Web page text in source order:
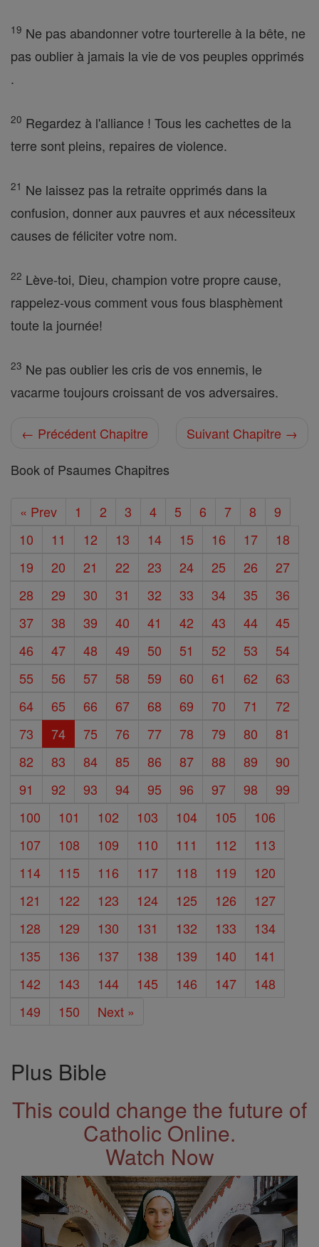
19 Ne pas abandonner votre tourterelle à la bête, ne
pas oublier à jamais la vie de vos peuples opprimés
.
20 Regardez à l'alliance ! Tous les cachettes de la
terre sont pleins, repaires de violence.
21 Ne laissez pas la retraite opprimés dans la
confusion, donner aux pauvres et aux nécessiteux
causes de féliciter votre nom.
22 Lève-toi, Dieu, champion votre propre cause,
rappelez-vous comment vous fous blasphèment
toute la journée!
23 Ne pas oublier les cris de vos ennemis, le
vacarme toujours croissant de vos adversaires.
← Précédent Chapitre
Suivant Chapitre →
Book of Psaumes Chapitres
« Prev 1 2 3 4 5 6 7 8
9
10
11 12 13 14 15 16 17
18
19
20 21 22 23 24 25 26
27
28
29 30 31 32 33 34 35
36
37
38 39 40 41 42 43 44
45
46
47 48 49 50 51 52 53
54
55
56 57 58 59 60 61 62
63
64
65 66 67 68 69 70 71
72
73
74 75 76 77 78 79 80
81
82
83 84 85 86 87 88 89
90
91
92 93 94 95 96 97 98
99
100
101 102 103 104 105
106
107
108 109 110 111 112
113
114
115 116 117 118 119
120
121
122 123 124 125 126
127
128
129 130 131 132 133
134
135
136 137 138 139 140
141
142
143 144 145 146 147
148
149
150 Next »
Plus Bible
This could change the future of
Catholic Online.
Watch Now